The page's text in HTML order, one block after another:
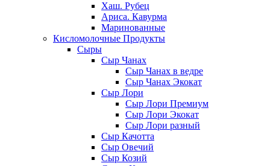
Хаш. Рубец
Ариса. Кавурма
Маринованные
Кисломолочные Продукты
Сыры
Сыр Чанах
Сыр Чанах в ведре
Сыр Чанах Экокат
Сыр Лори
Сыр Лори Премиум
Сыр Лори Экокат
Сыр Лори разный
Сыр Качотта
Сыр Овечий
Сыр Козий